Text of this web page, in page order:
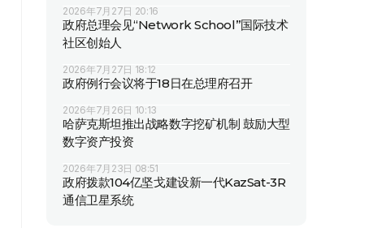
2026年7月27日 20:16
政府总理会见“Network School”国际技术
社区创始人
2026年7月27日 18:12
政府例行会议将于18日在总理府召开
2026年7月26日 10:13
哈萨克斯坦推出战略数字挖矿机制 鼓励大型
数字资产投资
2026年7月23日 08:51
政府拨款104亿坚戈建设新一代KazSat-3R
通信卫星系统